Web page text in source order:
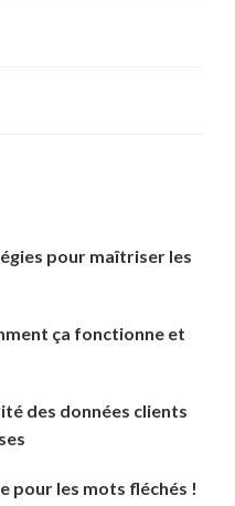
pour maîtriser les
ça fonctionne et
des données clients
pour les mots fléchés !